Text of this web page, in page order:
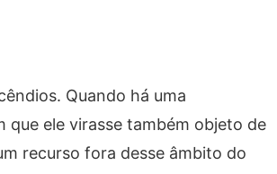
Quando há uma
que ele virasse também objeto de
recurso fora desse âmbito do